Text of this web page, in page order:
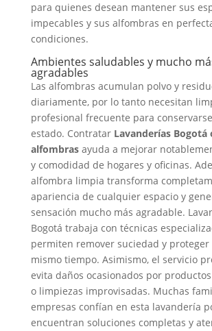
para quienes desean mantener sus
impecables y sus alfombras en
condiciones.
Ambientes saludables y mucho
agradables
Las alfombras acumulan polvo y
diariamente, por lo tanto necesitan
profesional frecuente para
estado. Contratar Lavanderías Bogotá
alfombrasayuda a mejorar
y comodidad de hogares y oficinas.
alfombra limpia transforma
apariencia de cualquier espacio y
sensación mucho más agradable.
Bogotá trabaja con técnicas
permiten remover suciedad y proteger
mismo tiempo. Asimismo, el servicio
evita daños ocasionados por
o limpiezas improvisadas. Muchas
empresas confían en esta lavandería
encuentran soluciones completas y